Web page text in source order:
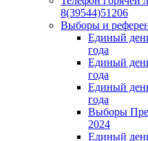
8(39544)51206
Выборы и
Единый
года
Единый
года
Единый
года
Выборы
2024
Единый